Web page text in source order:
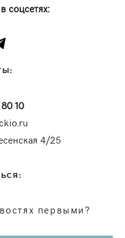
соцсетях:
10
4/25
первыми?